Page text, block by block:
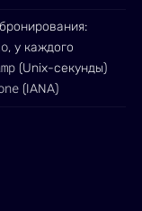
, у каждого
(Unix-секунды)
(IANA)